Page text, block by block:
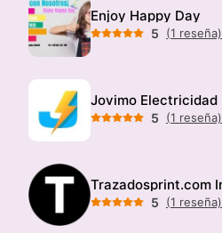
Enjoy Happy Day
5 (1 reseña)
Jovimo Electricidad
5 (1 reseña)
5 (1 reseña)